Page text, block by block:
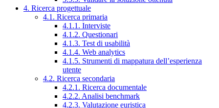
4. Ricerca progettuale
4.1. Ricerca primaria
4.1.1. Interviste
4.1.2. Questionari
4.1.3. Test di usabilità
4.1.4. Web analytics
4.1.5. Strumenti di mappatura dell’esperienza
utente
4.2. Ricerca secondaria
4.2.1. Ricerca documentale
4.2.2. Analisi benchmark
4.2.3. Valutazione euristica